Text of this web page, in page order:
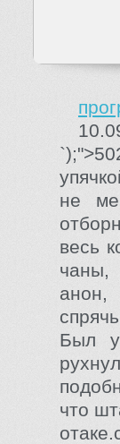
не
весь
чаны,
анон,
Был
что